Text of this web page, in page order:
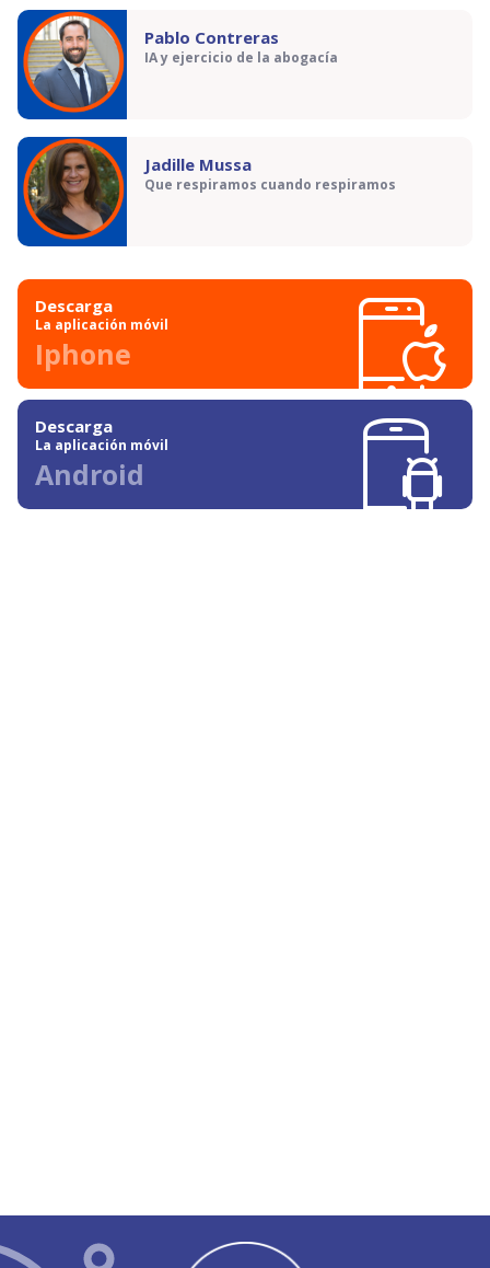
Pablo Contreras
IA y ejercicio de la abogacía
Jadille Mussa
Que respiramos cuando respiramos
Descarga
La aplicación móvil
Iphone
Descarga
La aplicación móvil
Android